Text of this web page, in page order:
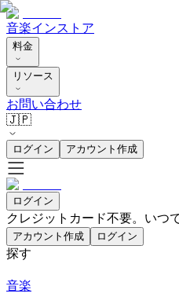
音楽インストア
料金
リソース
お問い合わせ
🇯🇵
ログイン アカウント作成
ログイン
クレジットカード不要。いつ
アカウント作成 ログイン
探す
音楽